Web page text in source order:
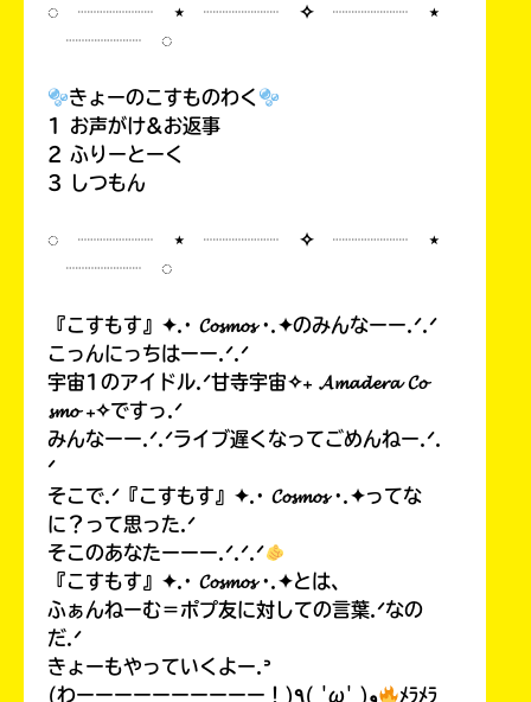
◌ ┈┈┈┈ ⋆ ┈┈┈┈ ✧ ┈┈┈┈ ⋆
┈┈┈┈ ◌
きょーのこすものわく
1 お声がけ&お返事
2 ふりーとーく
3 しつもん
◌ ┈┈┈┈ ⋆ ┈┈┈┈ ✧ ┈┈┈┈ ⋆
┈┈┈┈ ◌
『こすもす』✦.· 𝓒𝓸𝓼𝓶𝓸𝓼 ·.✦のみんなーー.ᐟ.ᐟ
こっんにっちはーー.ᐟ.ᐟ
宇宙1のアイドル.ᐟ甘寺宇宙✧₊ 𝓐𝓶𝓪𝓭𝓮𝓻𝓪 𝓒𝓸
𝓼𝓶𝓸 ₊✧ですっ.ᐟ
みんなーー.ᐟ.ᐟライブ遅くなってごめんねー.ᐟ.
ᐟ
そこで.ᐟ『こすもす』✦.· 𝓒𝓸𝓼𝓶𝓸𝓼 ·.✦ってな
に？って思った.ᐟ
そこのあなたーーー.ᐟ.ᐟ.ᐟ
『こすもす』✦.· 𝓒𝓸𝓼𝓶𝓸𝓼 ·.✦とは、
ふぁんねーむ＝ポプ友に対しての言葉.ᐟなの
だ.ᐟ
きょーもやっていくよー.ᐣ
(わーーーーーーーーーー！)٩( 'ω' )و
ﾒﾗﾒﾗ